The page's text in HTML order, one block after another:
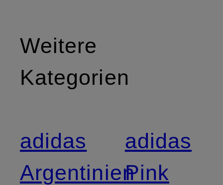
Weitere
Kategorien
adidas
Argentinien
adidas
Pink